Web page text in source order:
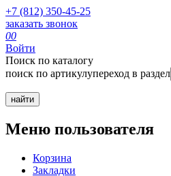
+7 (812) 350-45-25
заказать звонок
00
Войти
Поиск по каталогу
поиск по артикулупереход в раздел
Меню пользователя
Корзина
Закладки